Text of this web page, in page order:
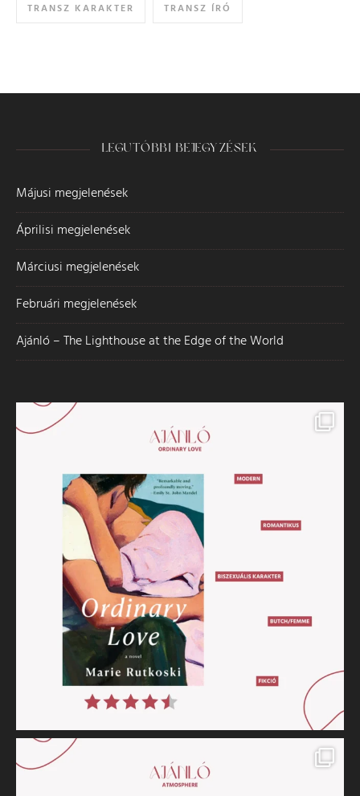
TRANSZ KARAKTER TRANSZ ÍRÓ
LEGUTÓBBI BEJEGYZÉSEK
Májusi megjelenések
Áprilisi megjelenések
Márciusi megjelenések
Februári megjelenések
Ajánló – The Lighthouse at the Edge of the World